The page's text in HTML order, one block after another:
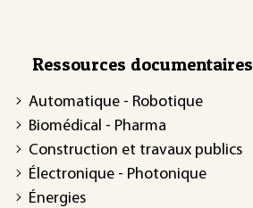
Ressources documentaires
Automatique - Robotique
Biomédical - Pharma
Construction et travaux publics
Électronique - Photonique
Énergies